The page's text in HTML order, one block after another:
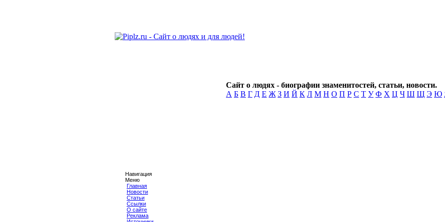
Сайт о людях - биографии знаменитостей, статьи, новости.
А Б В Г Д Е Ж З И Й К Л М Н О П Р С Т У Ф Х Ц Ч Ш Щ Э Ю
Навигация
Меню
Главная
Новости
Статьи
Ссылки
О сайте
Реклама